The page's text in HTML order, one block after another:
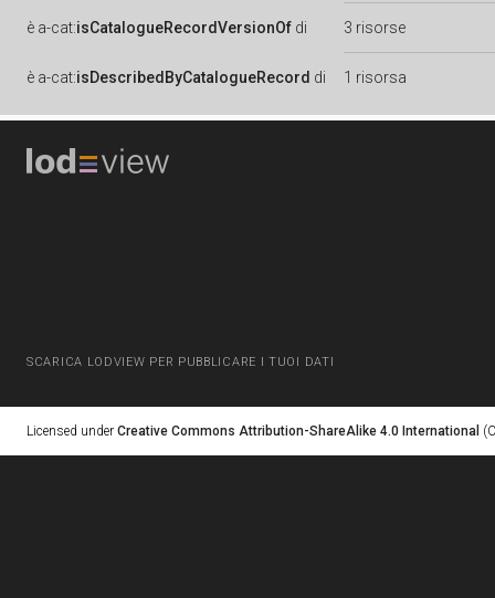
è a-cat:isCatalogueRecordVersionOf di 3 risorse
è a-cat:isDescribedByCatalogueRecord di 1 risorsa
SCARICA LODVIEW PER PUBBLICARE I TUOI DATI
Licensed under Creative Commons Attribution-ShareAlike 4.0 International